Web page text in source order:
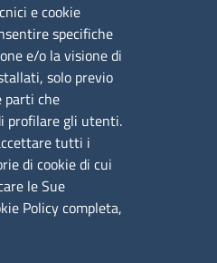
lunedì pomeriggio: 16,00
Artigianato e
e cookie
specifiche
e/o la visione di
solo previo
parti che
profilare gli utenti.
tutti i
di cookie di cui
le Sue
Policy completa,